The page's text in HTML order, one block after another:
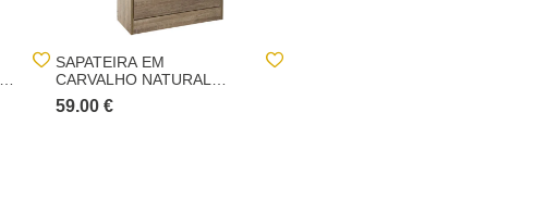
SAPATEIRA EM
CARVALHO NATURAL
COM 3 GAVETAS
59.00 €